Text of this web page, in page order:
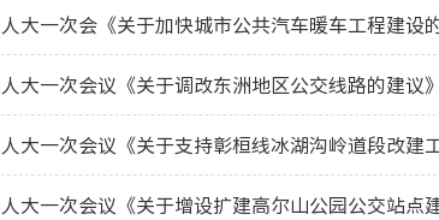
大一次会《关于加快城市公共汽车暖车工程建设
大一次会议《关于调改东洲地区公交线路的建议
大一次会议《关于支持彰桓线冰湖沟岭道段改建
大一次会议《关于增设扩建高尔山公园公交站点